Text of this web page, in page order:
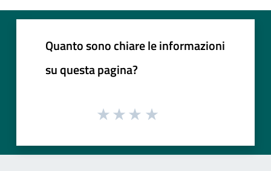
Quanto sono chiare le informazioni
su questa pagina?